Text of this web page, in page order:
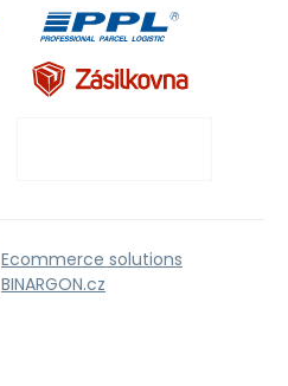
Ecommerce solutions
BINARGON.cz